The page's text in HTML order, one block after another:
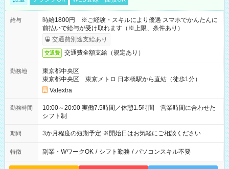
給与
時給1800円 ※ご経験・スキルにより優遇 スマホでかんたんに
前払いで給与が受け取れます（※上限、条件あり）
交通費別途支給あり
交通費 交通費全額支給（規定あり）
勤務地
東京都中央区
東京都中央区 東京メトロ 日本橋駅から直結（徒歩1分）
Valextra
勤務時間
10:00～20:00 実働7.5時間／休憩1.5時間 営業時間に合わせた
シフト制
期間 3か月程度の短期予定 ※開始日はお気軽にご相談ください
特徴 副業・WワークOK / シフト勤務 / パソコンスキル不要